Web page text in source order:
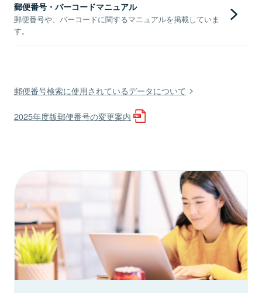
郵便番号・バーコードマニュアル
郵便番号や、バーコードに関するマニュアルを掲載していま
す。
郵便番号検索に使用されているデータについて
2025年度版郵便番号の変更案内